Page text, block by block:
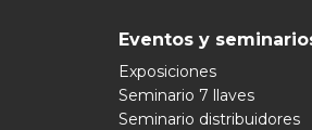
Eventos y
Exposiciones
Seminario 7 llaves
Seminario distribuidores